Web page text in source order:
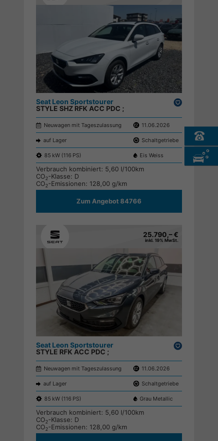
Seat Leon Sportstourer
STYLE SHZ RFK ACC PDC ;
Neuwagen mit Tageszulassung 11.06.2026
auf Lager Schaltgetriebe
85 kW (116 PS) Eis Weiss
Verbrauch kombiniert: 5,60 l/100km
CO2-Klasse: D
CO2-Emissionen: 128,00 g/km
Zum Angebot 84766
25.790,– €
inkl. 19% MwSt.
Seat Leon Sportstourer
STYLE RFK ACC PDC ;
Neuwagen mit Tageszulassung 11.06.2026
auf Lager Schaltgetriebe
85 kW (116 PS) Grau Metallic
Verbrauch kombiniert: 5,60 l/100km
CO2-Klasse: D
CO2-Emissionen: 128,00 g/km